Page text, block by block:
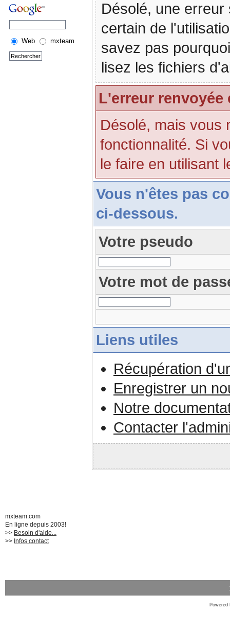
Web mxteam
Désolé, une
certain de
savez pas
lisez les fichiers
L'erreur renvoyée
Désolé, mais vous
fonctionnalité. Si
le faire en utilisant
Vous n'êtes pas
ci-dessous.
Votre pseudo
Votre mot de
Liens utiles
Récupération
Enregistrer un
Notre
Contacter
mxteam.com
En ligne depuis 2003!
>> Besoin d'aide...
>> Infos contact